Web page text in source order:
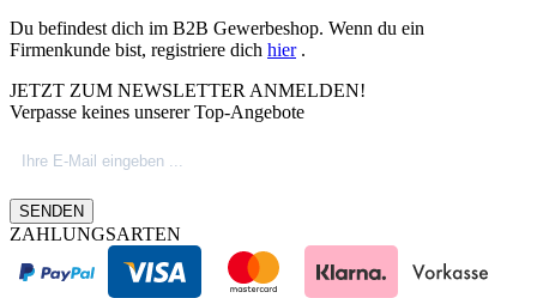
Du befindest dich im B2B Gewerbeshop. Wenn du ein
Firmenkunde bist, registriere dich hier.
JETZT ZUM NEWSLETTER ANMELDEN!
Verpasse keines unserer Top-Angebote
SENDEN
ZAHLUNGSARTEN